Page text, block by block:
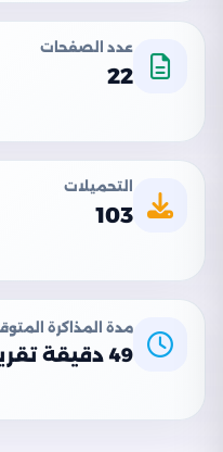
عدد الصفحات
22
التحميلات
103
مدة المذاكرة
49 دقيقة تقريبًا